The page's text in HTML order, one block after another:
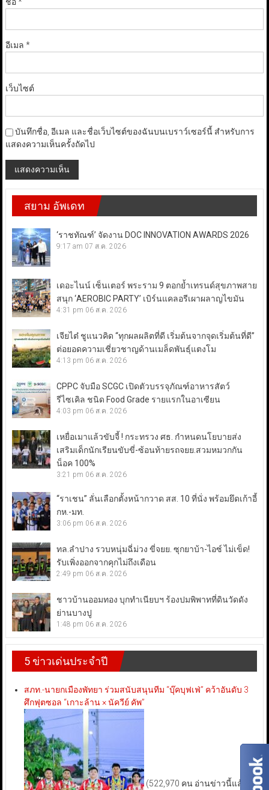
ชื่อ *
อีเมล *
เว็บไซต์
บันทึกชื่อ, อีเมล และชื่อเว็บไซต์ของฉันบนเบราว์เซอร์นี้ สำหรับการ
แสดงความเห็นครั้งถัดไป
สยาม อัพเดท
‘ราชทัณฑ์’ จัดงาน DOC INNOVATION AWARDS 2026
9:17 am 07 ส.ค. 2026
เดอะไนน์ เซ็นเตอร์ พระราม 9 ตอกย้ำเทรนด์สุขภาพสาย
สนุก ‘AEROBIC PARTY’ เบิร์นแคลอรีเผาผลาญไขมัน
4:31 pm 06 ส.ค. 2026
เจียไต๋ ชูแนวคิด “ทุกผลผลิตที่ดี เริ่มต้นจากจุดเริ่มต้นที่ดี”
ต่อยอดความเชี่ยวชาญด้านเมล็ดพันธุ์แตงโม
4:13 pm 06 ส.ค. 2026
CPPC จับมือ SCGC เปิดตัวบรรจุภัณฑ์อาหารสัตว์
รีไซเคิล ชนิด Food Grade รายแรกในอาเซียน
4:03 pm 06 ส.ค. 2026
เหยื่อเมาแล้วขับจี้ ! กระทรวง ศธ. กำหนดนโยบายส่ง
เสริมเด็กนักเรียนขับขี่-ซ้อนท้ายรถจยย.สวมหมวกกัน
น็อค 100%
3:21 pm 06 ส.ค. 2026
“ราเชน” ลั่นเลือกตั้งหน้ากวาด สส. 10 ที่นั่ง พร้อมยึดเก้าอี้
กห.-มท.
3:06 pm 06 ส.ค. 2026
ทล.ลำปาง รวบหนุ่มฉี่ม่วง ขี่จยย. ซุกยาบ้า-ไอซ์ ไม่เข็ด!
รับเพิ่งออกจากคุกไม่ถึงเดือน
2:49 pm 06 ส.ค. 2026
ชาวบ้านออมทอง บุกทำเนียบฯ ร้องปมพิพาทที่ดินวัดดัง
ย่านบางปู
1:48 pm 06 ส.ค. 2026
5 ข่าวเด่นประจำปี
สภท.-นายกเมืองพัทยา ร่วมสนับสนุนทีม “บุ๊คบุฟเฟ่” คว้าอันดับ 3
ศึกฟุตซอล “เกาะล้าน × นัควีย์ คัพ”
(522,970 คน อ่านข่าวนี้แล้ว)